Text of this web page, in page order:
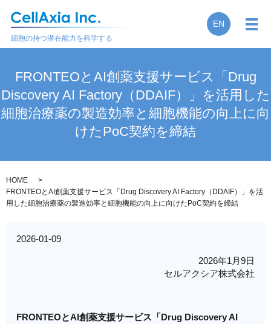
細胞の持つ潜在能力を科学する
メ
EN
FRONTEOとAI創薬支援サービス「Drug
Discovery AI Factory（DDAIF）」を活用した
細胞治療薬の製造効率と細胞機能の向上に向
けたPoC契約を締結
HOME
FRONTEOとAI創薬支援サービス「Drug Discovery AI Factory（DDAIF）」を活
用した細胞治療薬の製造効率と細胞機能の向上に向けたPoC契約を締結
2026-01-09
2026年1月9日
セルアクシア株式会社
FRONTEOとAI創薬支援サービス「Drug Discovery AI